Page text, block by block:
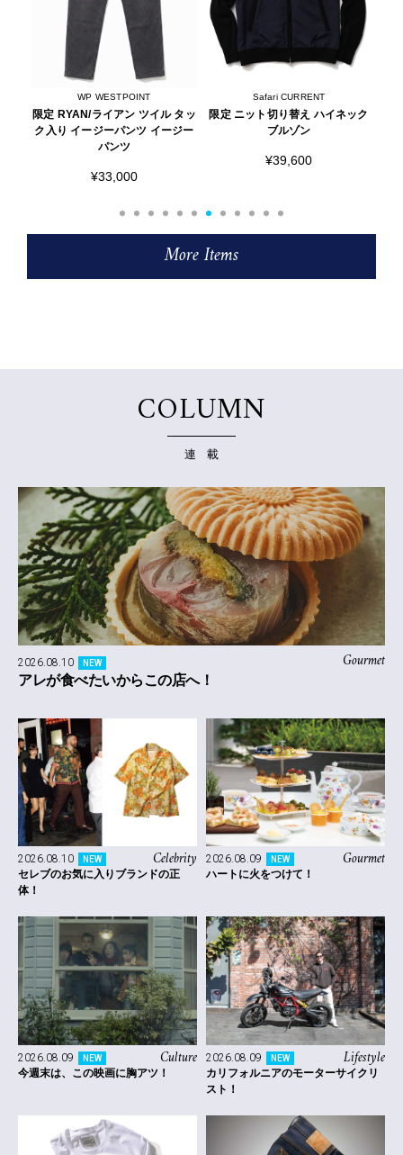
Safari CURRENT
限定 ニット切り替え ハイネック
ブルゾン
ALOHA SUNDAY
ネオプレン トートバッグ
More Items
COLUMN
連 載
Gourmet
2026.08.10 NEW
アレが食べたいからこの店へ！
Celebrity
2026.08.10 NEW
セレブのお気に入りブランドの正
体！
Gourmet
2026.08.09 NEW
ハートに火をつけて！
Culture
2026.08.09 NEW
今週末は、この映画に胸アツ！
Lifestyle
2026.08.09 NEW
カリフォルニアのモーターサイクリ
スト！